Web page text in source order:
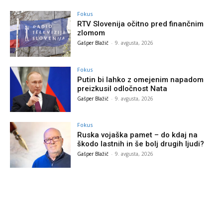
Fokus
RTV Slovenija očitno pred finančnim
zlomom
Gašper Blažič - 9. avgusta, 2026
Fokus
Putin bi lahko z omejenim napadom
preizkusil odločnost Nata
Gašper Blažič - 9. avgusta, 2026
Fokus
Ruska vojaška pamet – do kdaj na
škodo lastnih in še bolj drugih ljudi?
Gašper Blažič - 9. avgusta, 2026